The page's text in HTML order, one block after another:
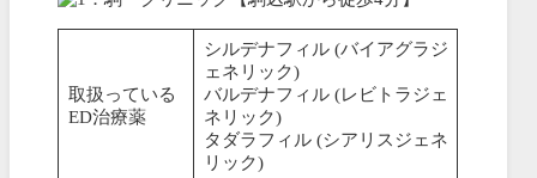
取扱っている
ED治療薬
シルデナフィル (バイアグラジ
ェネリック)
バルデナフィル (レビトラジェ
ネリック)
タダラフィル (シアリスジェネ
リック)